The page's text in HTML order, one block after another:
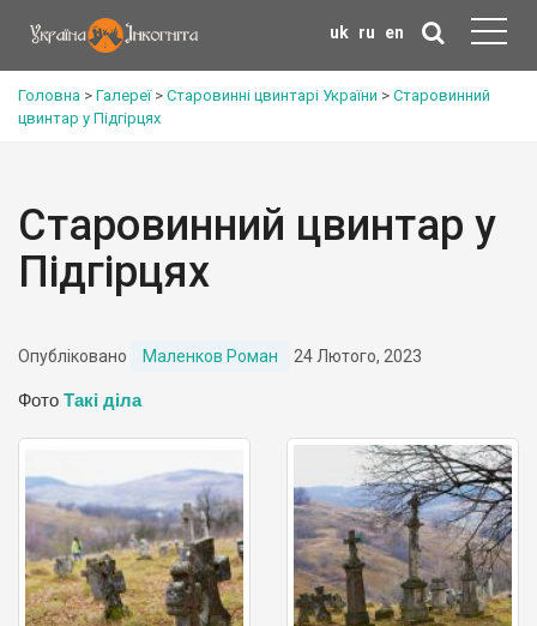
uk ru en
Головна > Галереї> Старовинні цвинтарі України > Старовинний
цвинтар у Підгірцях
Старовинний цвинтар у
Підгірцях
Опубліковано Маленков Роман 24 Лютого, 2023
Фото Такі діла